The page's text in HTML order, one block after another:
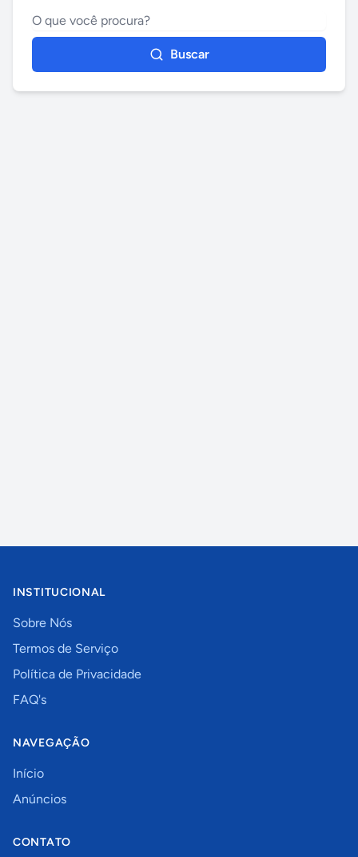
Buscar
INSTITUCIONAL
Sobre Nós
Termos de Serviço
Política de Privacidade
FAQ's
NAVEGAÇÃO
Início
Anúncios
CONTATO